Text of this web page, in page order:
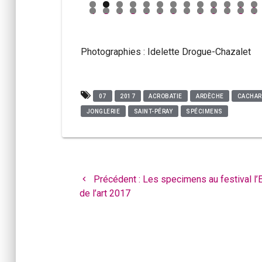
0 1 2 3
4 5 6 7 8 9 0 1 2 3 4 5 6
Photographies : Idelette Drogue-Chazalet
07 2017 ACROBATIE ARDÈCHE
JONGLERIE SAINT-PÉRAY SPÉCIMENS
l’article
Précédent : Article
Les specimens au festival
de l’art 2017